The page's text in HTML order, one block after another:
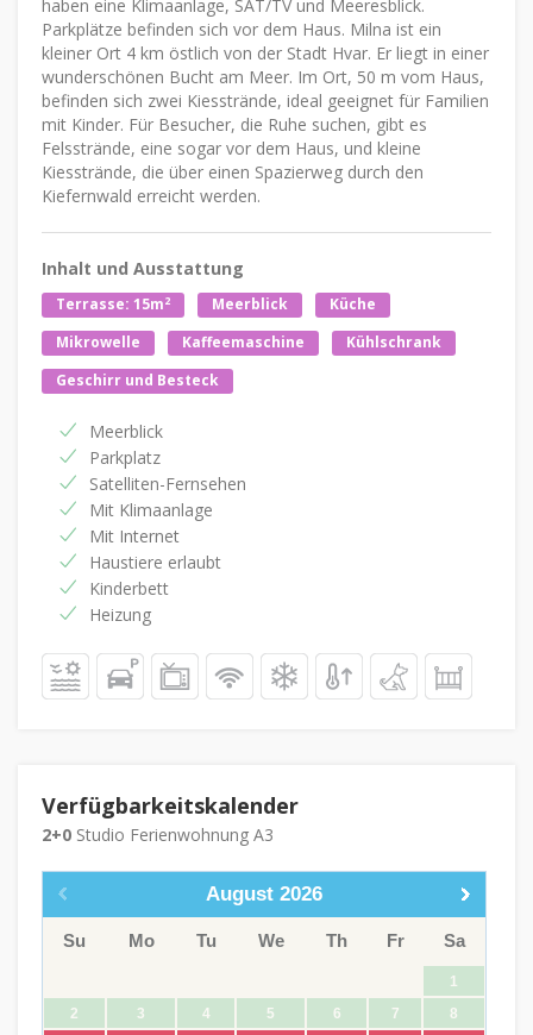
haben eine Klimaanlage, SAT/TV und Meeresblick.
Parkplätze befinden sich vor dem Haus. Milna ist ein
kleiner Ort 4 km östlich von der Stadt Hvar. Er liegt in einer
wunderschönen Bucht am Meer. Im Ort, 50 m vom Haus,
befinden sich zwei Kiesstrände, ideal geeignet für Familien
mit Kinder. Für Besucher, die Ruhe suchen, gibt es
Felsstrände, eine sogar vor dem Haus, und kleine
Kiesstrände, die über einen Spazierweg durch den
Kiefernwald erreicht werden.
Inhalt und Ausstattung
Terrasse: 15m2 Meerblick
Küche
Mikrowelle
Kaffeemaschine
Kühlschrank
Geschirr und Besteck
Meerblick
Parkplatz
Satelliten-Fernsehen
Mit Klimaanlage
Mit Internet
Haustiere erlaubt
Kinderbett
Heizung
Verfügbarkeitskalender
2+0 Studio Ferienwohnung A3
August 2026
Su Mo Tu We Th Fr Sa
1
2
3 4 5 6 7
8